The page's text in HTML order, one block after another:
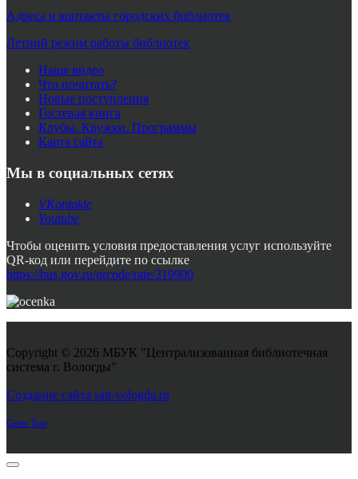
Адреса и контакты городских библиотек
Летний режим работы библиотек
Наше видео
Что почитать?
Новые поступления
Гостевая книга
Клубы. Кружки. Программы
Карта сайта
Мы в социальных сетях
VKontakte
Youtube
Чтобы оценить условия предоставления услуг используйте
QR-код или перейдите по ссылке
https://bus.gov.ru/qrcode/rate/319900
Copyright © 2026 МБУК "Централизованная библиотечная
система г. Вологды"
Создание сайта sait-vologda.ru
Goto Top